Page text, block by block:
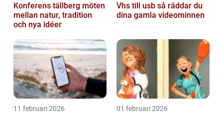
Konferens tällberg möten
mellan natur, tradition
och nya idéer
Vhs till usb så räddar du
dina gamla videominnen
11 februari 2026 01 februari 2026